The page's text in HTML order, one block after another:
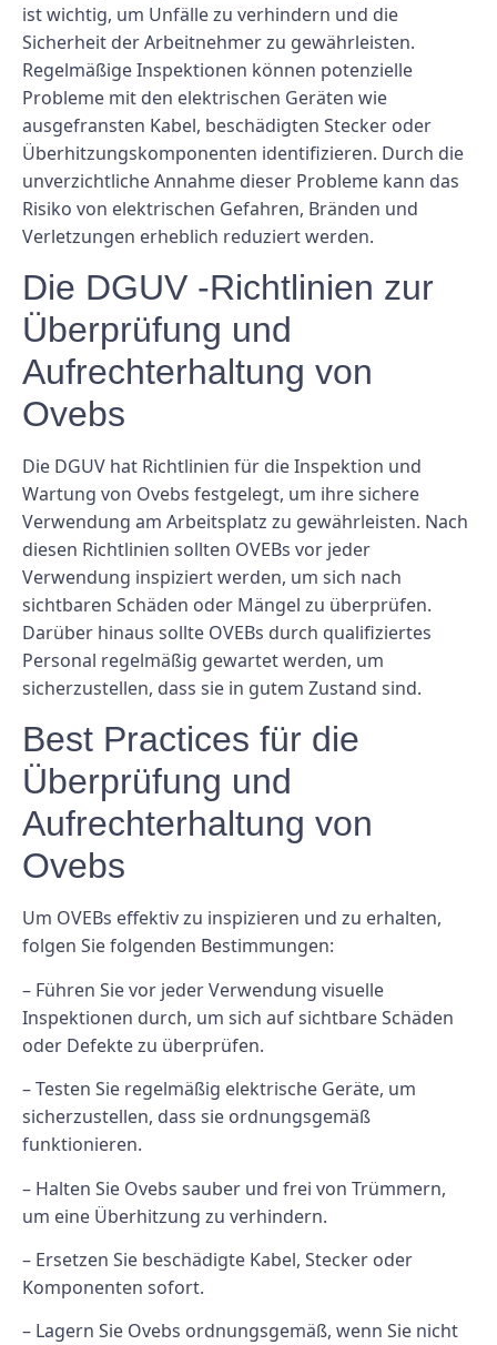
ist wichtig, um Unfälle zu verhindern und die
Sicherheit der Arbeitnehmer zu gewährleisten.
Regelmäßige Inspektionen können potenzielle
Probleme mit den elektrischen Geräten wie
ausgefransten Kabel, beschädigten Stecker oder
Überhitzungskomponenten identifizieren. Durch die
unverzichtliche Annahme dieser Probleme kann das
Risiko von elektrischen Gefahren, Bränden und
Verletzungen erheblich reduziert werden.
Die DGUV -Richtlinien zur
Überprüfung und
Aufrechterhaltung von
Ovebs
Die DGUV hat Richtlinien für die Inspektion und
Wartung von Ovebs festgelegt, um ihre sichere
Verwendung am Arbeitsplatz zu gewährleisten. Nach
diesen Richtlinien sollten OVEBs vor jeder
Verwendung inspiziert werden, um sich nach
sichtbaren Schäden oder Mängel zu überprüfen.
Darüber hinaus sollte OVEBs durch qualifiziertes
Personal regelmäßig gewartet werden, um
sicherzustellen, dass sie in gutem Zustand sind.
Best Practices für die
Überprüfung und
Aufrechterhaltung von
Ovebs
Um OVEBs effektiv zu inspizieren und zu erhalten,
folgen Sie folgenden Bestimmungen:
– Führen Sie vor jeder Verwendung visuelle
Inspektionen durch, um sich auf sichtbare Schäden
oder Defekte zu überprüfen.
– Testen Sie regelmäßig elektrische Geräte, um
sicherzustellen, dass sie ordnungsgemäß
funktionieren.
– Halten Sie Ovebs sauber und frei von Trümmern,
um eine Überhitzung zu verhindern.
– Ersetzen Sie beschädigte Kabel, Stecker oder
Komponenten sofort.
– Lagern Sie Ovebs ordnungsgemäß, wenn Sie nicht